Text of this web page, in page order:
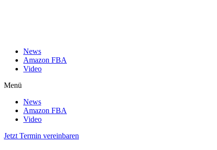
News
Amazon FBA
Video
Menü
News
Amazon FBA
Video
Jetzt Termin vereinbaren